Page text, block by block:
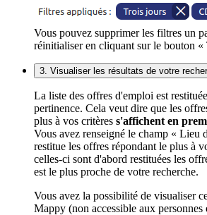
Vous pouvez supprimer les filtres un
réinitialiser en cliquant sur le bouton
3. Visualiser les résultats de votre
La liste des offres d'emploi est
pertinence. Cela veut dire que les
plus à vos critères s'affichent en
Vous avez renseigné le champ « Lieu
restitue les offres répondant le plus à
celles-ci sont d'abord restituées les
est le plus proche de votre recherche.
Vous avez la possibilité de visualiser
Mappy (non accessible aux personnes